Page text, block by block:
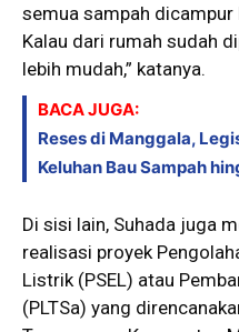
semua sampah
Kalau dari rumah sudah
lebih mudah,” katanya.
BACA JUGA:
Reses di Manggala,
Keluhan Bau Sampah
Di sisi lain, Suhada juga
realisasi proyek
Listrik (PSEL) atau
(PLTSa) yang